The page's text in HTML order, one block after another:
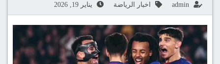
admin اخبار الرياضة يناير 19, 2026